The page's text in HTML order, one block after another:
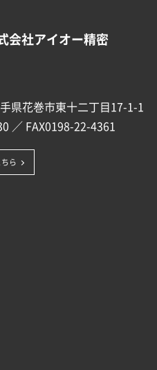
会社アイオー精密
県花巻市東十二丁目17-1-1
／ FAX0198-22-4361
ら